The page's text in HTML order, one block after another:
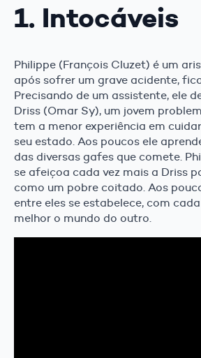
1. Intocáveis
Philippe (François Cluzet) é um
após sofrer um grave acidente,
Precisando de um assistente, ele
Driss (Omar Sy), um jovem
tem a menor experiência em
seu estado. Aos poucos ele
das diversas gafes que comete.
se afeiçoa cada vez mais a Driss
como um pobre coitado. Aos
entre eles se estabelece, com
melhor o mundo do outro.